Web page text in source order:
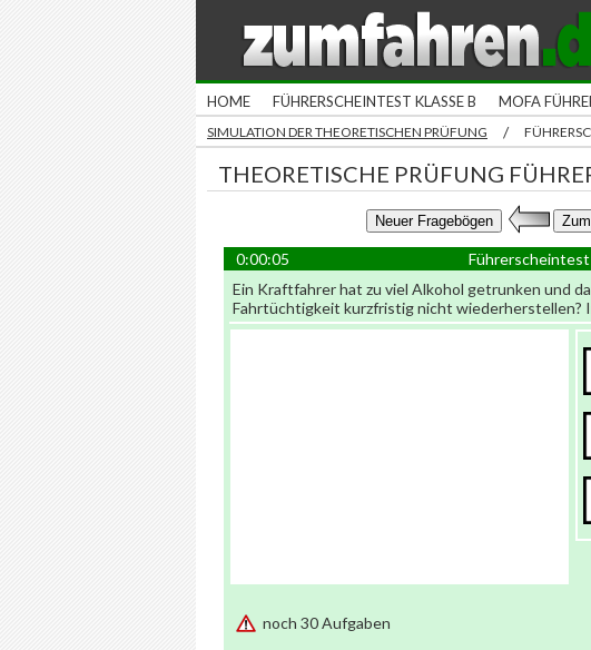
HOME FÜHRERSCHEINTEST KLASSE B MOFA
SIMULATION DER THEORETISCHEN PRÜFUNG /
THEORETISCHE PRÜFUNG
0:00:05 Führerscheintest
Ein Kraftfahrer hat zu viel Alkohol getrunken und
Fahrtüchtigkeit kurzfristig nicht wiederherstellen?
noch 30 Aufgaben